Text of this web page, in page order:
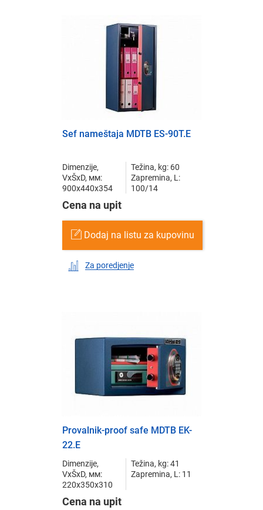
Sef nameštaja MDTB ES-90Т.Е
Dimenzije,
VxŠxD, мм:
900x440x354
Težina, kg: 60
Zapremina, L:
100/14
Cena na upit
Dodaj na listu za kupovinu
Za poredjenje
Provalnik-proof safe MDTB EK-
22.E
Dimenzije,
VxŠxD, мм:
220x350x310
Težina, kg: 41
Zapremina, L: 11
Cena na upit